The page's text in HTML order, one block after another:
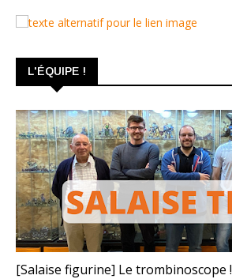
L'ÉQUIPE !
[Salaise figurine] Le trombinoscope !